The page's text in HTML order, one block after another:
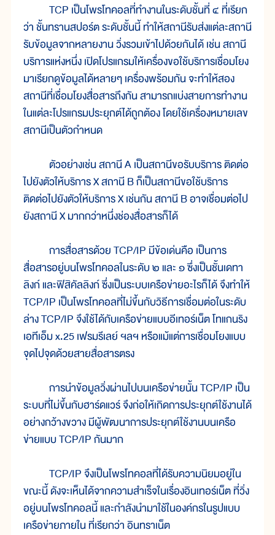
TCP เป็นโพรโทคอลที่ทำงานในระดับชั้นที่ ๔ ที่เรียก
ว่า ชั้นทรานสปอร์ต ระดับชั้นนี้ ทำให้สถานีรับส่งแต่ละสถานี
รับข้อมูลจากหลายงาน วิ่งรวมเข้าไปด้วยกันได้ เช่น สถานี
บริการแห่งหนึ่ง เปิดโปรแกรมให้เครื่องขอใช้บริการเชื่อมโยง
มาเรียกดูข้อมูลได้หลายๆ เครื่องพร้อมกัน จะทำให้สอง
สถานีที่เชื่อมโยงสื่อสารถึงกัน สามารถแบ่งสายการทำงาน
ในแต่ละโปรแกรมประยุกต์ได้ถูกต้อง โดยใช้เครื่องหมายเลข
สถานีเป็นตัวกำหนด
ตัวอย่างเช่น สถานี A เป็นสถานีขอรับบริการ ติดต่อ
ไปยังตัวให้บริการ X สถานี B ก็เป็นสถานีขอใช้บริการ
ติดต่อไปยังตัวให้บริการ X เช่นกัน สถานี B อาจเชื่อมต่อไป
ยังสถานี X มากกว่าหนึ่งช่องสื่อสารก็ได้
การสื่อสารด้วย TCP/IP มีข้อเด่นคือ เป็นการ
สื่อสารอยู่บนโพรโทคอลในระดับ ๒ และ ๑ ซึ่งเป็นชั้นเดทา
ลิงก์ และฟิสิคัลลิงก์ ซึ่งเป็นระบบเครือข่ายอะไรก็ได้ จึงทำให้
TCP/IP เป็นโพรโทคอลที่ไม่ขึ้นกับวิธีการเชื่อมต่อในระดับ
ล่าง TCP/IP จึงใช้ได้กับเครือข่ายแบบอีเทอร์เน็ต โทแกนริง
เอทีเอ็ม x.25 เฟรมรีเลย์ ฯลฯ หรือแม้แต่การเชื่อมโยงแบบ
จุดไปจุดด้วยสายสื่อสารตรง
การนำข้อมูลวิ่งผ่านไปบนเครือข่ายนั้น TCP/IP เป็น
ระบบที่ไม่ขึ้นกับฮาร์ดแวร์ จึงก่อให้เกิดการประยุกต์ใช้งานได้
อย่างกว้างขวาง มีผู้พัฒนาการประยุกต์ใช้งานบนเครือ
ข่ายแบบ TCP/IP กันมาก
TCP/IP จึงเป็นโพรโทคอลที่ได้รับความนิยมอยู่ใน
ขณะนี้ ดังจะเห็นได้จากความสำเร็จในเรื่องอินเทอร์เน็ต ที่วิ่ง
อยู่บนโพรโทคอลนี้ และกำลังนำมาใช้ในองค์กรในรูปแบบ
เครือข่ายภายใน ที่เรียกว่า อินทราเน็ต